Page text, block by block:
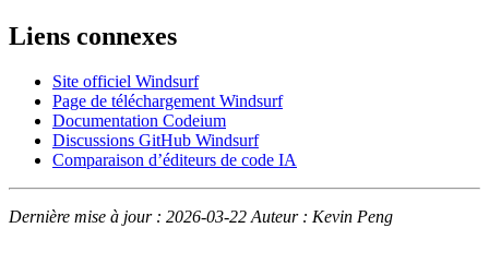
Liens connexes
Site officiel Windsurf
Page de téléchargement Windsurf
Documentation Codeium
Discussions GitHub Windsurf
Comparaison d’éditeurs de code IA
Dernière mise à jour : 2026-03-22 Auteur : Kevin Peng